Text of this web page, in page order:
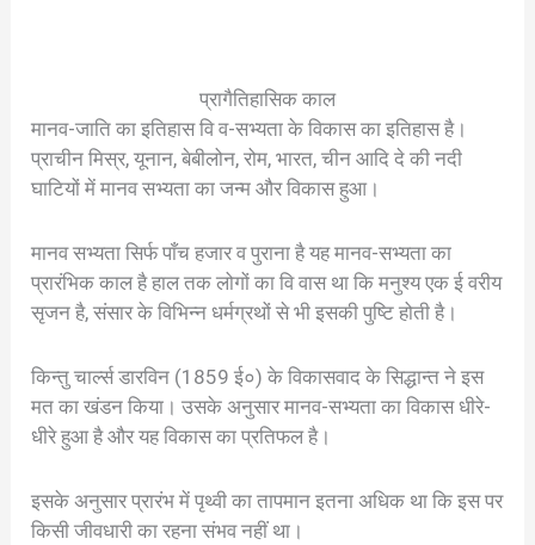
प्रागैतिहासिक काल
मानव-जाति का इतिहास वि व-सभ्यता के विकास का इतिहास है।
प्राचीन मिस्र, यूनान, बेबीलोन, रोम, भारत, चीन आदि दे की नदी
घाटियों में मानव सभ्यता का जन्म और विकास हुआ।
मानव सभ्यता सिर्फ पाँच हजार व पुराना है यह मानव-सभ्यता का
प्रारंभिक काल है हाल तक लोगों का वि वास था कि मनुश्य एक ई वरीय
सृजन है, संसार के विभिन्न धर्मग्रथों से भी इसकी पुष्टि होती है।
किन्तु चार्ल्स डारविन (1859 ई०) के विकासवाद के सिद्धान्त ने इस
मत का खंडन किया। उसके अनुसार मानव-सभ्यता का विकास धीरे-
धीरे हुआ है और यह विकास का प्रतिफल है।
इसके अनुसार प्रारंभ में पृथ्वी का तापमान इतना अधिक था कि इस पर
किसी जीवधारी का रहना संभव नहीं था।